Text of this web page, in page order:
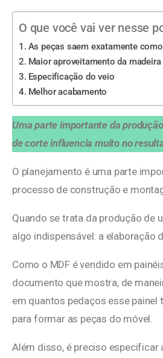
O que você vai ver nesse
As peças saem exatamente
Maior aproveitamento da madeira
Especificação do veio
Melhor acabamento
Uma parte importante da
de corte influencia muito no
O planejamento é uma parte
processo de construção e
Quando se trata da produção de
algo indispensável: a elaboração
Como o MDF é vendido em
documento que mostra, de
em quantos pedaços esse painel
para formar as peças do móvel.
Além disso, é preciso especificar